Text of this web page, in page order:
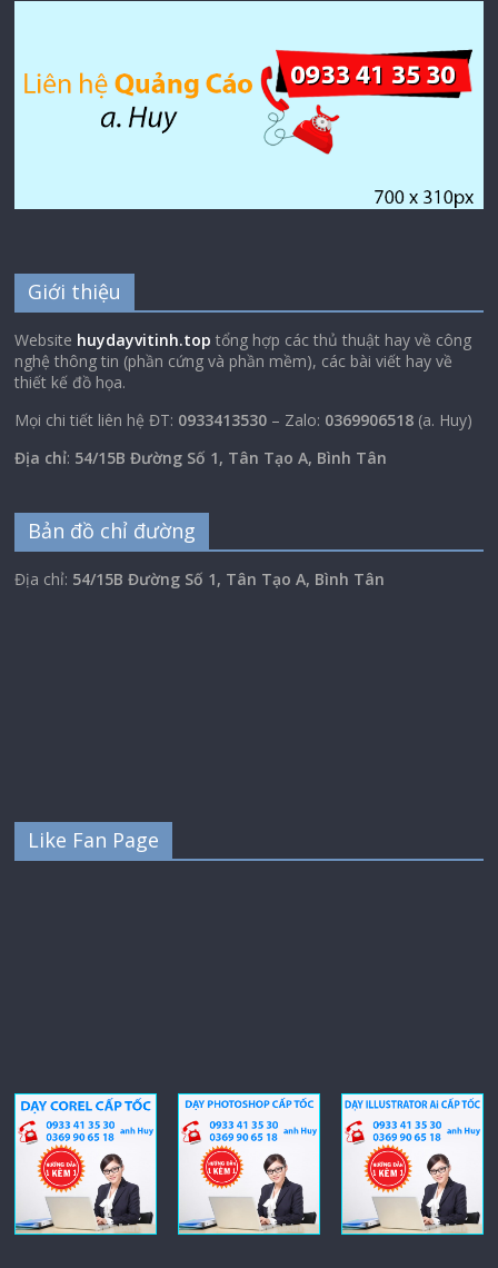
Giới thiệu
Website huydayvitinh.top tổng hợp các thủ thuật hay về công
nghệ thông tin (phần cứng và phần mềm), các bài viết hay về
thiết kế đồ họa.
Mọi chi tiết liên hệ ĐT: 0933413530 – Zalo: 0369906518 (a. Huy)
Địa chỉ: 54/15B Đường Số 1, Tân Tạo A, Bình Tân
Bản đồ chỉ đường
Địa chỉ: 54/15B Đường Số 1, Tân Tạo A, Bình Tân
Like Fan Page